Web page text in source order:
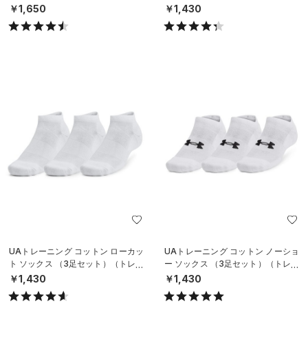
グ/UNISEX）
￥1,650
ニング/UNISEX）
￥1,430
UAトレーニング コットン ローカッ
ト ソックス （3足セット）（トレー
ニング/UNISEX）
￥1,430
UAトレーニング コットン ノーショ
ー ソックス （3足セット）（トレー
ニング/UNISEX）
￥1,430